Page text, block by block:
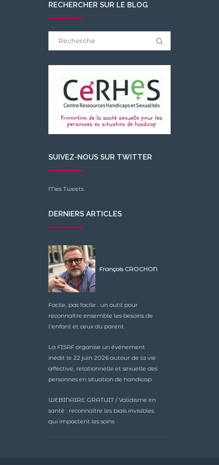
RECHERCHER SUR LE BLOG
SUIVEZ-NOUS SUR TWITTER
Mes Tweets
DERNIERS ARTICLES
François CROCHON
Facile, pas facile : un outil pour
reconnaître ensemble les besoins de
l’enfant et ceux du parent
La FISAF organise un événement
inédit le 22 juin 2026 autour de la vie
affective, relationnelle et sexuelle des
personnes en situation de handicap.
WEBINAIRE GRATUIT / Validisme en
santé : reconnaître les biais invisibles
qui impactent les soins